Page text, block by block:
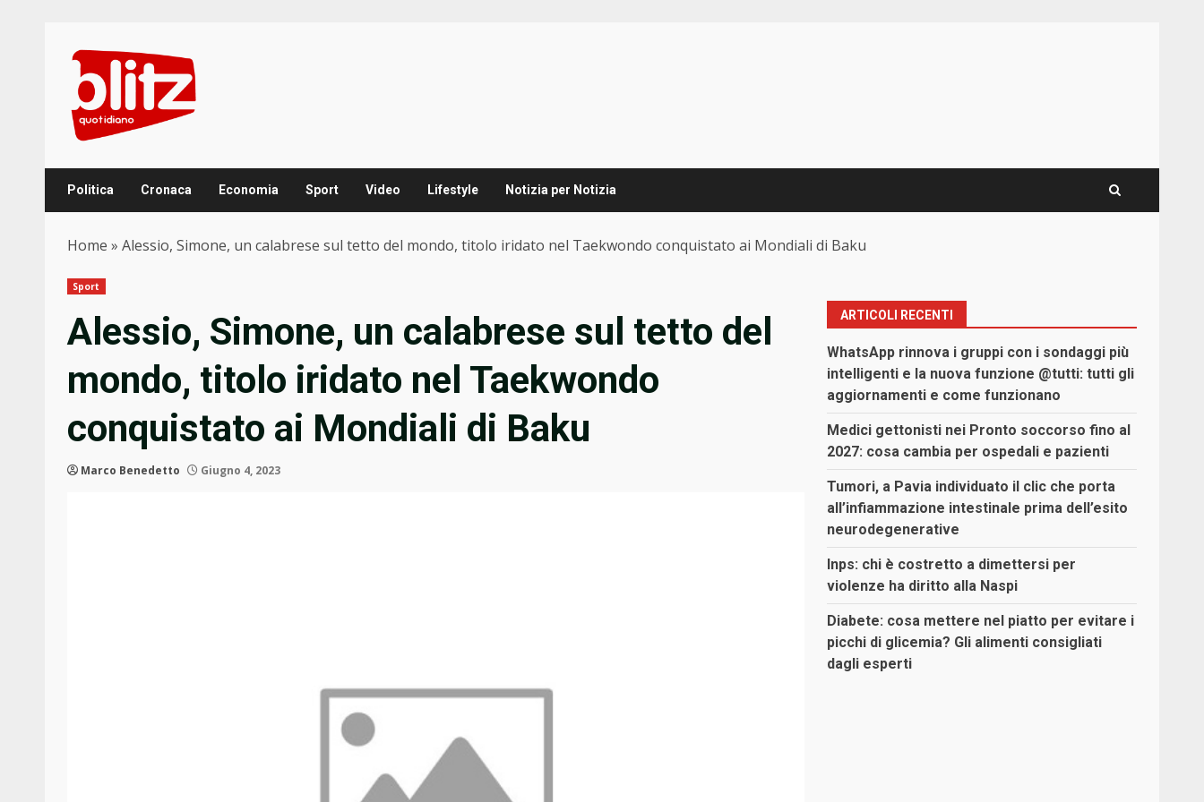
content
Politica Cronaca Economia Sport Video Lifestyle Notizia per Notizia
Home » Alessio, Simone, un calabrese sul tetto del mondo, titolo iridato nel Taekwondo conquistato ai Mondiali di Baku
Sport
Alessio, Simone, un calabrese sul tetto del
mondo, titolo iridato nel Taekwondo
conquistato ai Mondiali di Baku
Marco Benedetto Giugno 4, 2023
ARTICOLI RECENTI
WhatsApp rinnova i gruppi con i sondaggi più
intelligenti e la nuova funzione @tutti: tutti gli
aggiornamenti e come funzionano
Medici gettonisti nei Pronto soccorso fino al
2027: cosa cambia per ospedali e pazienti
Tumori, a Pavia individuato il clic che porta
all’infiammazione intestinale prima dell’esito
neurodegenerative
Inps: chi è costretto a dimettersi per
violenze ha diritto alla Naspi
Diabete: cosa mettere nel piatto per evitare i
picchi di glicemia? Gli alimenti consigliati
dagli esperti